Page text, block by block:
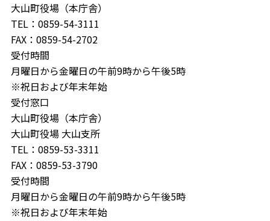
大山町役場（本庁舎）
TEL：0859-54-3111
FAX：0859-54-2702
受付時間
月曜日から金曜日の午前9時から午後5時
※祝日および年末年始
受付窓口
大山町役場（本庁舎）
大山町役場 大山支所
TEL：0859-53-3311
FAX：0859-53-3790
受付時間
月曜日から金曜日の午前9時から午後5時
※祝日および年末年始